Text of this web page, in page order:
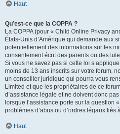
Haut
Qu’est-ce que la COPPA ?
La COPPA (pour « Child Online Privacy
États-Unis d’Amérique qui demande aux
potentiellement des informations sur les
consentement écrit des parents ou des
Si vous ne savez pas si cette loi
moins de 13 ans inscrits sur votre forum,
un conseiller juridique qui pourra vous
Limited et que les propriétaires de ce
d’assistance légale et ne doivent donc
lorsque l’assistance porte sur la question
problèmes d’abus ou d’ordres légaux liés
Haut